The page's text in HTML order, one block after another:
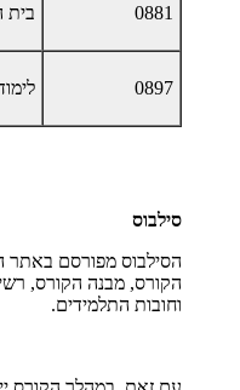
0881 בית
0897
סילבוס
הסילבוס מפורסם באתר
הקורס, מבנה הקורס,
וחובות התלמידים.